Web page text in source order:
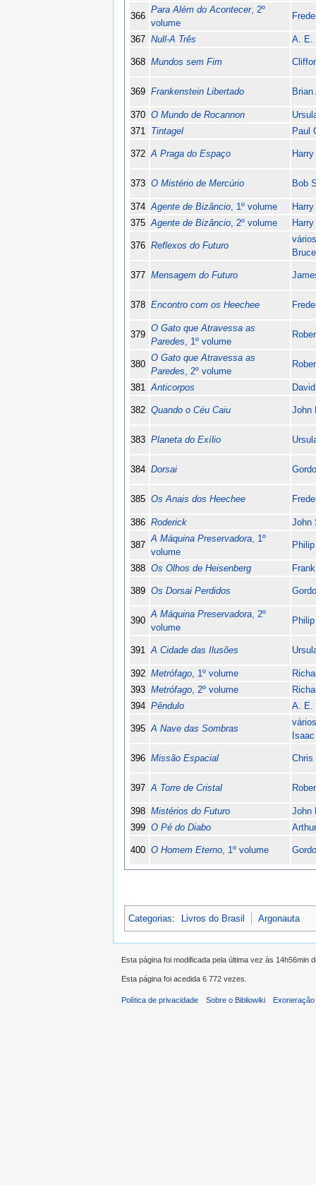
366
Para Além do Acontecer, 2º
volume
367 Null-A Três A. E.
368 Mundos sem Fim
369 Frankenstein Libertado
370 O Mundo de Rocannon
371 Tintagel Paul
372 A Praga do Espaço
373 O Mistério de Mercúrio Bob
374 Agente de Bizâncio, 1º volume
375 Agente de Bizâncio, 2º volume
376 Reflexos do Futuro
vários
377 Mensagem do Futuro
378 Encontro com os Heechee
379
O Gato que Atravessa as
Paredes, 1º volume
380
O Gato que Atravessa as
Paredes, 2º volume
381 Anticorpos
382 Quando o Céu Caiu John
383 Planeta do Exílio
384 Dorsai
385 Os Anais dos Heechee
386 Roderick John
387
A Máquina Preservadora, 1º
volume
388 Os Olhos de Heisenberg
389 Os Dorsai Perdidos
390
A Máquina Preservadora, 2º
volume
391 A Cidade das Ilusões
392 Metrófago, 1º volume
393 Metrófago, 2º volume
394 Pêndulo A. E.
395 A Nave das Sombras
vários
396 Missão Espacial Chris
397 A Torre de Cristal
398 Mistérios do Futuro
John
399 O Pé do Diabo
400 O Homem Eterno, 1º volume
Categorias: Livros do Brasil Argonauta
Esta página foi modificada pela última vez às 14h56min
Esta página foi acedida 6 772 vezes.
Política de privacidade Sobre o Bibliowiki